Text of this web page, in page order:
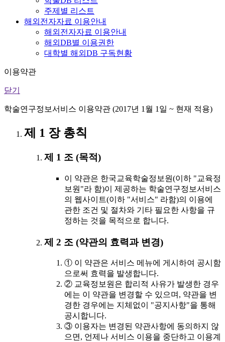
주제별 리스트
해외전자자료 이용안내
해외전자자료 이용안내
해외DB별 이용권한
대학별 해외DB 구독현황
이용약관
닫기
학술연구정보서비스 이용약관 (2017년 1월 1일 ~ 현재 적용)
제 1 장 총칙
제 1 조 (목적)
이 약관은 한국교육학술정보원(이하 "교육정
보원"라 함)이 제공하는 학술연구정보서비스
의 웹사이트(이하 "서비스" 라함)의 이용에
관한 조건 및 절차와 기타 필요한 사항을 규
정하는 것을 목적으로 합니다.
제 2 조 (약관의 효력과 변경)
① 이 약관은 서비스 메뉴에 게시하여 공시함
으로써 효력을 발생합니다.
② 교육정보원은 합리적 사유가 발생한 경우
에는 이 약관을 변경할 수 있으며, 약관을 변
경한 경우에는 지체없이 "공지사항"을 통해
공시합니다.
③ 이용자는 변경된 약관사항에 동의하지 않
으면, 언제나 서비스 이용을 중단하고 이용계